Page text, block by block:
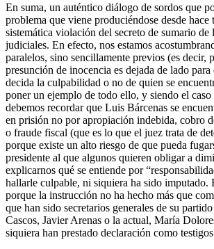
En suma, un auténtico diálogo de sordos que
problema que viene produciéndose desde hace
sistemática violación del secreto de sumario de
judiciales. En efecto, nos estamos
paralelos, sino sencillamente previos (es decir,
presunción de inocencia es dejada de lado
decida la culpabilidad o no de quien se
poner un ejemplo de todo ello, y siendo el caso
debemos recordar que Luis Bárcenas se
en prisión no por apropiación indebida, cobro
o fraude fiscal (que es lo que el juez trata de
porque existe un alto riesgo de que pueda
presidente al que algunos quieren obligar a
explicarnos qué se entiende por
hallarle culpable, ni siquiera ha sido imputado.
porque la instrucción no ha hecho más que
que han sido secretarios generales de su
Cascos, Javier Arenas o la actual, María
siquiera han prestado declaración como